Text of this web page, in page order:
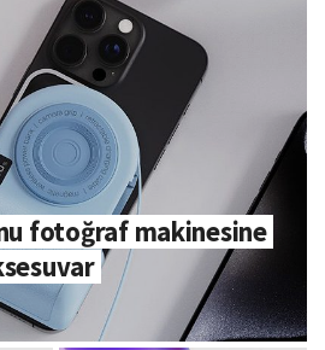
fotoğraf makinesine